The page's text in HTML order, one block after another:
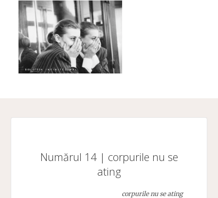
Numărul 14 | corpurile nu se
ating
corpurile nu se ating